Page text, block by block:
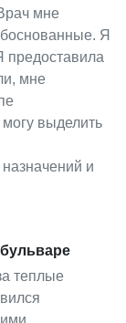
мне
Я
предоставила
мне
выделить
и
теплые